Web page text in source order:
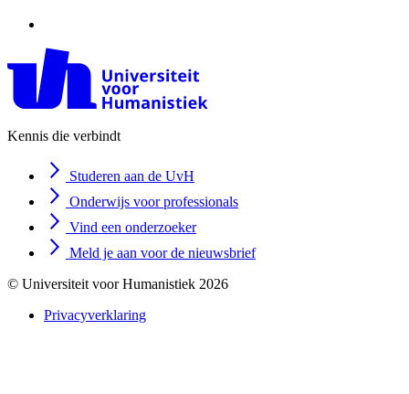
Kennis die verbindt
Studeren aan de UvH
Onderwijs voor professionals
Vind een onderzoeker
Meld je aan voor de nieuwsbrief
© Universiteit voor Humanistiek 2026
Privacyverklaring